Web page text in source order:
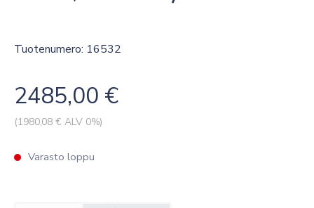
Tuotenumero: 16532
2485,00 €
(1980,08 € ALV 0%)
Varasto loppu